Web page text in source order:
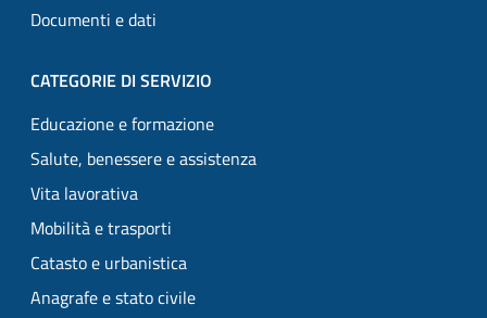
Documenti e dati
CATEGORIE DI SERVIZIO
Educazione e formazione
Salute, benessere e assistenza
Vita lavorativa
Mobilità e trasporti
Catasto e urbanistica
Anagrafe e stato civile